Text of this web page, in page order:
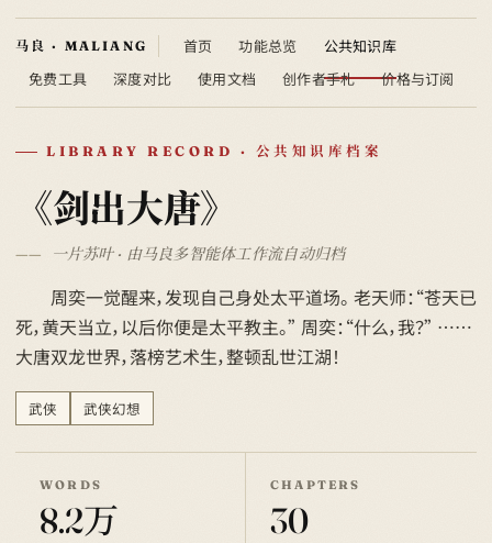
首页 功能总览
公共知识库
免费工具
深度对比 使用文档 创作者手札 价格与订阅
LIBRARY RECORD · 公共知识库档案
《剑出大唐》
一片苏叶 · 由马良多智能体工作流自动归档
周奕一觉醒来，发现自己身处太平道场。 老天师：“苍天已
死，黄天当立，以后你便是太平教主。” 周奕：“什么，我？” ……
大唐双龙世界，落榜艺术生，整顿乱世江湖！
武侠 武侠幻想
WORDS
8.2万
CHAPTERS
30